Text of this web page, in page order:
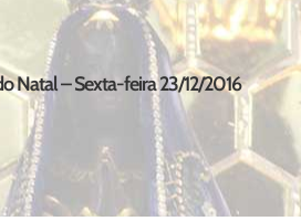
Natal – Sexta-feira 23/12/2016